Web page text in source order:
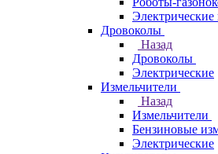
Электрические
Дровоколы
Назад
Дровоколы
Электрические
Измельчители
Назад
Измельчители
Бензиновые
Электрические